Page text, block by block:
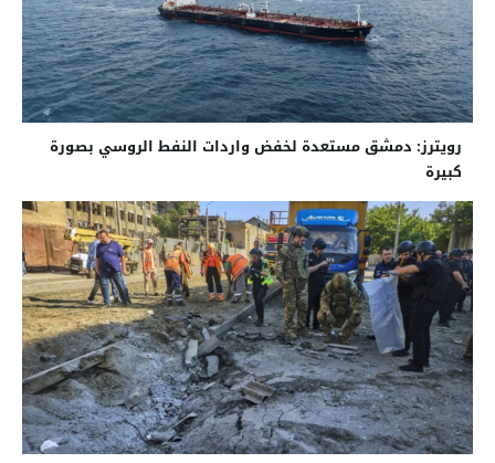
رويترز: دمشق مستعدة لخفض واردات النفط الروسي بصورة
كبيرة